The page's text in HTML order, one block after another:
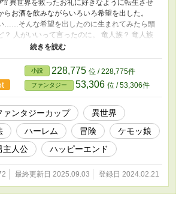
⁉ 異世界を救ったお礼に好きなように転生させ
らお酒を飲みながらいろいろ希望を出した。
……そんな希望を出したのに生まれてみたら頭
？ 人がいいって言ったのに。 竜人族？ 竜人族
うだけど人間以外に人と言われている種族がい
には旅をしてくれって言われるし。 まあ自由
とは夢だったからそうしますか。 もう世界は
んびり第二の人生を生きます。 竜人に転生し
のんびり異世界記ここに始まれり。
小説 228,775 位 / 228,775件
ファンタジー 53,306 位 / 53,306件
ァンタジーカップ
異世界
ハーレム 冒険
ケモッ娘
主人公 ハッピーエンド
最終更新日 2025.09.03 登録日 2024.02.21